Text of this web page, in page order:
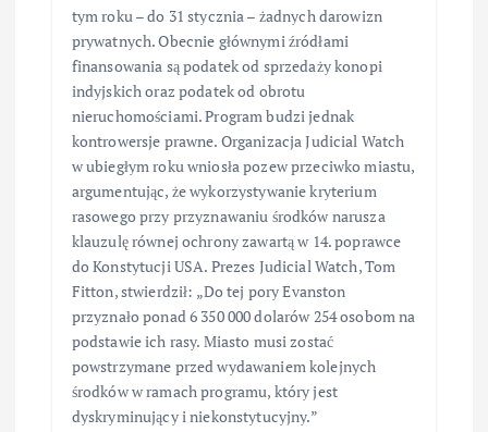
tym roku – do 31 stycznia – żadnych darowizn
prywatnych. Obecnie głównymi źródłami
finansowania są podatek od sprzedaży konopi
indyjskich oraz podatek od obrotu
nieruchomościami. Program budzi jednak
kontrowersje prawne. Organizacja Judicial Watch
w ubiegłym roku wniosła pozew przeciwko miastu,
argumentując, że wykorzystywanie kryterium
rasowego przy przyznawaniu środków narusza
klauzulę równej ochrony zawartą w 14. poprawce
do Konstytucji USA. Prezes Judicial Watch, Tom
Fitton, stwierdził: „Do tej pory Evanston
przyznało ponad 6 350 000 dolarów 254 osobom na
podstawie ich rasy. Miasto musi zostać
powstrzymane przed wydawaniem kolejnych
środków w ramach programu, który jest
dyskryminujący i niekonstytucyjny.”